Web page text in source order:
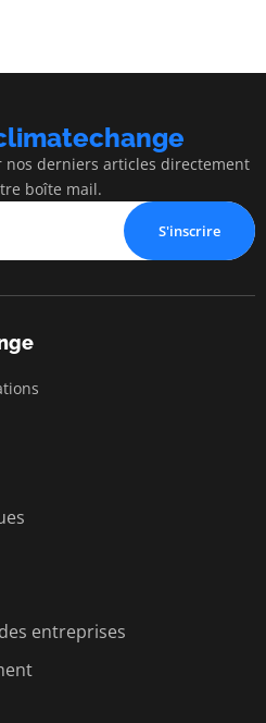
nos derniers articles directement
boîte mail.
S'inscrire
entreprises